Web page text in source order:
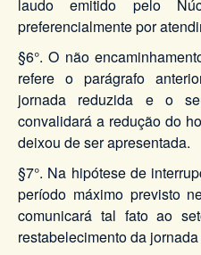
laudo emitido pelo
preferencialmente por
§6°. O não
refere o parágrafo
jornada reduzida e o
convalidará a redução do
deixou de ser apresentada.
§7°. Na hipótese de
período máximo previsto
comunicará tal fato ao
restabelecimento da